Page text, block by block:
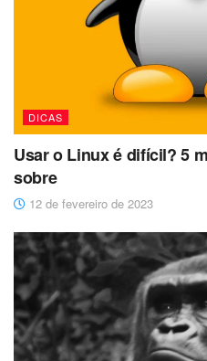
DICAS
Usar o Linux é difícil? 5
sobre
12 de fevereiro de 2023